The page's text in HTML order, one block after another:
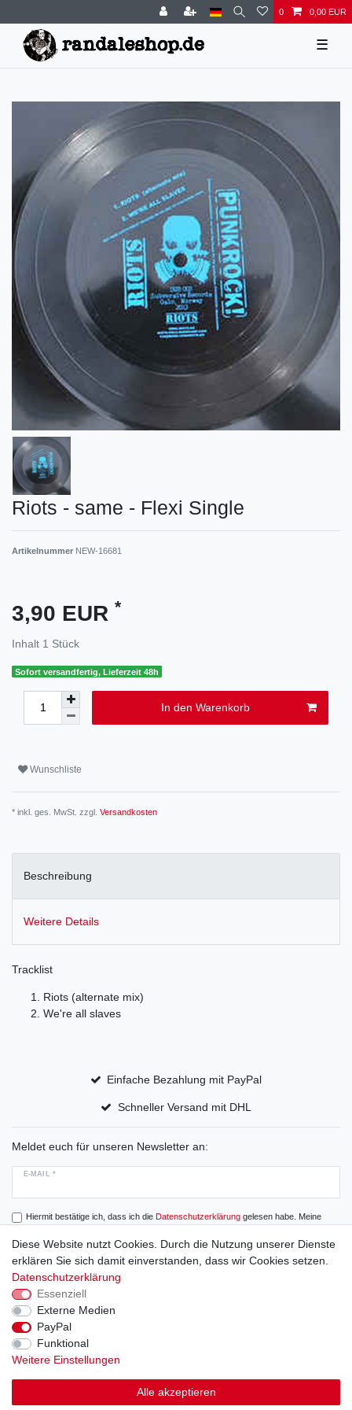
0 0,00 EUR
☰
Riots - same - Flexi Single
Artikelnummer NEW-16681
3,90 EUR *
Inhalt 1 Stück
Sofort versandfertig, Lieferzeit 48h
In den Warenkorb
Wunschliste
* inkl. ges. MwSt. zzgl. Versandkosten
Beschreibung
Weitere Details
Tracklist
Riots (alternate mix)
We're all slaves
Einfache Bezahlung mit PayPal
Schneller Versand mit DHL
Meldet euch für unseren Newsletter an:
E-MAIL *
Hiermit bestätige ich, dass ich die Daten­schutz­erklärunggelesen habe. Meine
Abonnieren
Widerrufs­recht
Daten­schutz­erklärung AGB
Diese Website nutzt Cookies. Durch die Nutzung unserer Dienste
erklären Sie sich damit einverstanden, dass wir Cookies setzen.
Datenschutzerklärung
Essenziell
Externe Medien
PayPal
Funktional
Weitere Einstellungen
Alle akzeptieren